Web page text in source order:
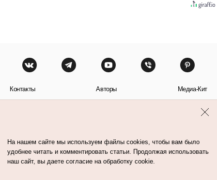
Контакты Авторы Медиа-Кит
На нашем сайте мы используем файлы cookies, чтобы вам было
удобнее читать и комментировать статьи. Продолжая использовать
наш сайт, вы даете согласие на обработку cookie.